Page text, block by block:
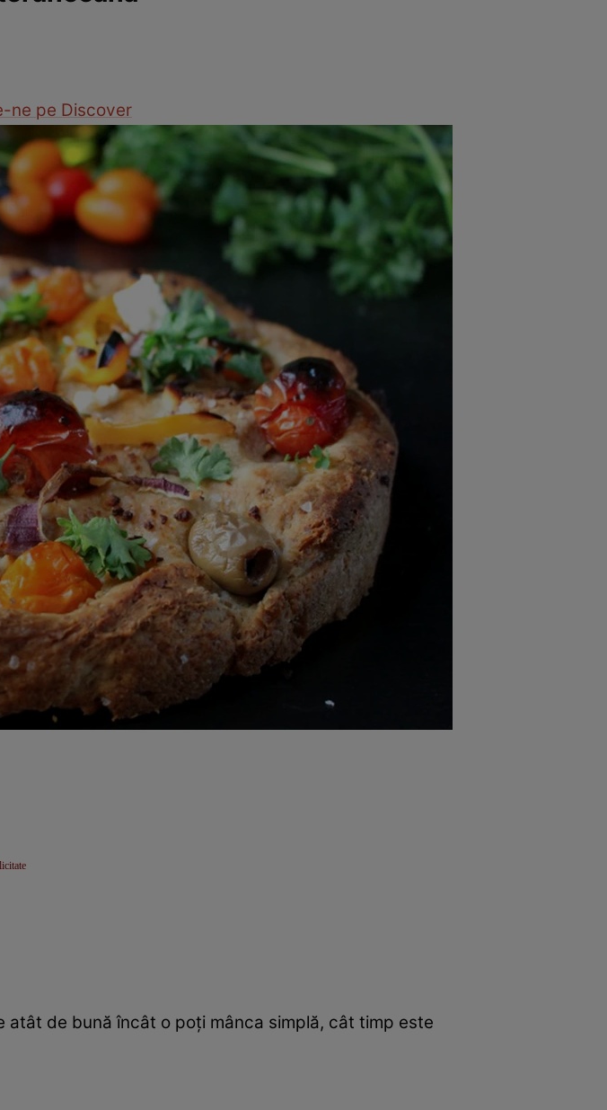
ne pe Discover
de bună încât o poţi mânca simplă, cât timp este